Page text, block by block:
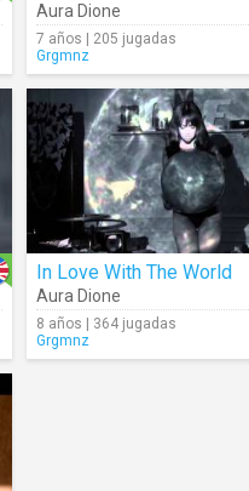
Aura Dione
7 años | 205 jugadas
Grgmnz
In Love With The World
Aura Dione
8 años | 364 jugadas
Grgmnz